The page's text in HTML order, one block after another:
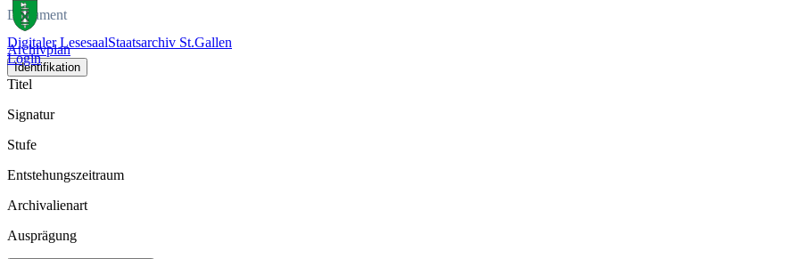
Digitaler LesesaalStaatsarchiv St.Gallen
Login
Dokument
Archivplan
Identifikation
Titel
Signatur
Stufe
Entstehungszeitraum
Archivalienart
Ausprägung